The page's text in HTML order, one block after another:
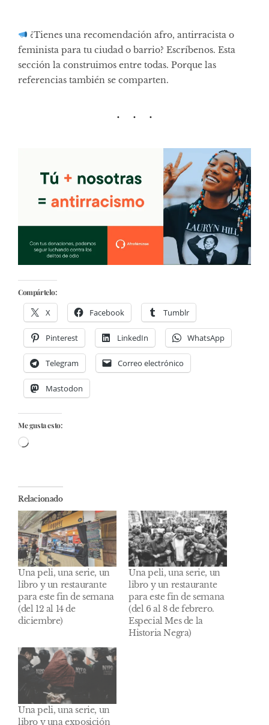
¿Tienes una recomendación afro, antirracista o
feminista para tu ciudad o barrio? Escríbenos. Esta
sección la construimos entre todas. Porque las
referencias también se comparten.
Compártelo:
X Facebook Tumblr
Pinterest LinkedIn WhatsApp
Telegram Correo electrónico
Mastodon
Me gusta esto:
Cargando...
Relacionado
Una peli, una serie, un
libro y un restaurante
para este fin de semana
(del 12 al 14 de
diciembre)
Una peli, una serie, un
libro y un restaurante
para este fin de semana
(del 6 al 8 de febrero.
Especial Mes de la
Historia Negra)
Una peli, una serie, un
libro y una exposición